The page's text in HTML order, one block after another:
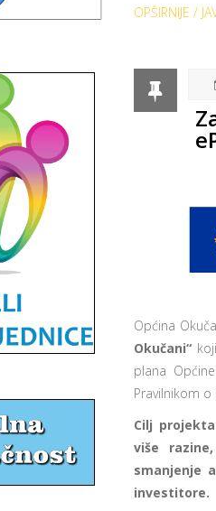
OPŠIRNIJE /
Općina
Okučani“
plana
Pravilnikom
Cilj
više
smanjenje
investitore.